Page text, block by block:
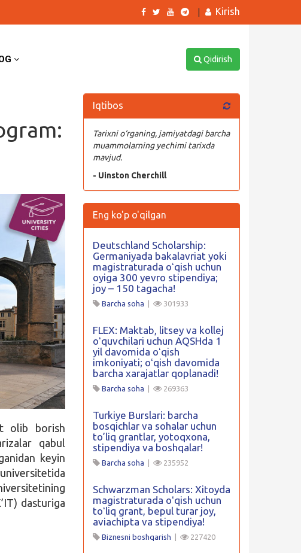
Kirish
Qidirish
olib borish
qabul
keyin
dasturiga
Iqtibos
Tarixni o‘rganing, jamiyatdagi barcha
muammolarning yechimi tarixda
mavjud.
- Uinston Cherchill
Eng ko'p o'qilgan
Deutschland Scholarship:
Germaniyada bakalavriat yoki
magistraturada oʻqish uchun
oyiga 300 yevro stipendiya;
joy – 150 tagacha!
Barcha soha 301933
FLEX: Maktab, litsey va kollej
oʻquvchilari uchun AQSHda 1
yil davomida oʻqish
imkoniyati; oʻqish davomida
barcha xarajatlar qoplanadi!
Barcha soha 269363
Turkiye Burslari: barcha
bosqichlar va sohalar uchun
to’liq grantlar, yotoqxona,
stipendiya va boshqalar!
Barcha soha 235952
Schwarzman Scholars: Xitoyda
magistraturada oʻqish uchun
toʻliq grant, bepul turar joy,
aviachipta va stipendiya!
Biznesni boshqarish 227420